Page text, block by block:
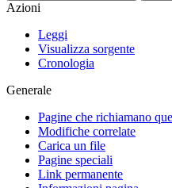
Azioni
Leggi
Visualizza sorgente
Cronologia
Generale
Pagine che richiamano
Modifiche correlate
Carica un file
Pagine speciali
Link permanente